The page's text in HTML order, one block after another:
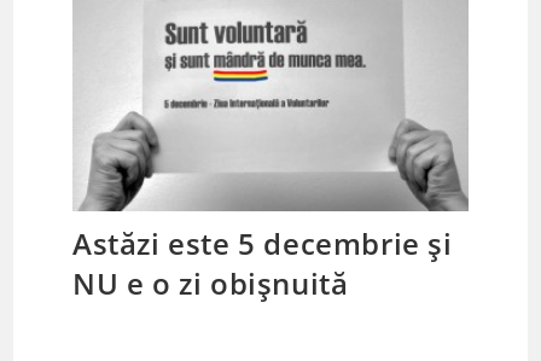
Astăzi este 5 decembrie și
NU e o zi obișnuită